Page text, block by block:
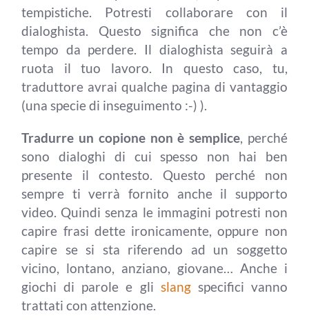
tempistiche. Potresti collaborare con il
dialoghista. Questo significa che non c’è
tempo da perdere. Il dialoghista seguirà a
ruota il tuo lavoro. In questo caso, tu,
traduttore avrai qualche pagina di vantaggio
(una specie di inseguimento :-) ).
Tradurre un copione non è semplice, perché
sono dialoghi di cui spesso non hai ben
presente il contesto. Questo perché non
sempre ti verrà fornito anche il supporto
video. Quindi senza le immagini potresti non
capire frasi dette ironicamente, oppure non
capire se si sta riferendo ad un soggetto
vicino, lontano, anziano, giovane… Anche i
giochi di parole e gli slangspecifici vanno
trattati con attenzione.